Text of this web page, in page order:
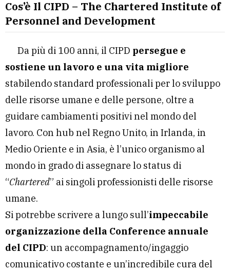
Cos’è Il CIPD – The Chartered Institute of
Personnel and Development
Da più di 100 anni, il CIPD persegue e
sostiene un lavoro e una vita migliore
stabilendo standard professionali per lo sviluppo
delle risorse umane e delle persone, oltre a
guidare cambiamenti positivi nel mondo del
lavoro. Con hub nel Regno Unito, in Irlanda, in
Medio Oriente e in Asia, è l’unico organismo al
mondo in grado di assegnare lo status di
“Chartered” ai singoli professionisti delle risorse
umane.
Si potrebbe scrivere a lungo sull’impeccabile
organizzazione della Conference annuale
del CIPD: un accompagnamento/ingaggio
comunicativo costante e un’incredibile cura del